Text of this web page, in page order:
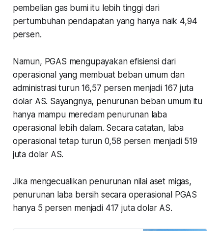
pembelian gas bumi itu lebih tinggi dari
pertumbuhan pendapatan yang hanya naik 4,94
persen.
Namun, PGAS mengupayakan efisiensi dari
operasional yang membuat beban umum dan
administrasi turun 16,57 persen menjadi 167 juta
dolar AS. Sayangnya, penurunan beban umum itu
hanya mampu meredam penurunan laba
operasional lebih dalam. Secara catatan, laba
operasional tetap turun 0,58 persen menjadi 519
juta dolar AS.
Jika mengecualikan penurunan nilai aset migas,
penurunan laba bersih secara operasional PGAS
hanya 5 persen menjadi 417 juta dolar AS.